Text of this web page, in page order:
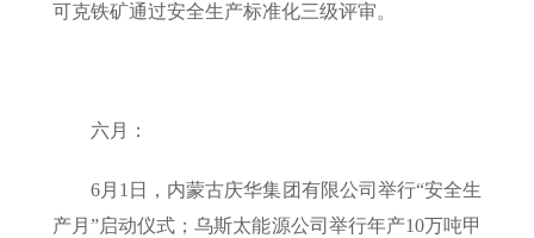
可克铁矿通过安全生产标准化三级评审。
六月：
6月1日，内蒙古庆华集团有限公司举行“安全生
产月”启动仪式；乌斯太能源公司举行年产10万吨甲